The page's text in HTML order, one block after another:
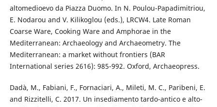
altomedioevo da Piazza Duomo. In N. Poulou-Papadimitriou,
E. Nodarou and V. Kilikoglou (eds.), LRCW4. Late Roman
Coarse Ware, Cooking Ware and Amphorae in the
Mediterranean: Archaeology and Archaeometry. The
Mediterranean: a market without frontiers (BAR
International series 2616): 985-992. Oxford, Archaeopress.
Dadà, M., Fabiani, F., Fornaciari, A., Mileti, M. C., Paribeni, E.
and Rizzitelli, C. 2017. Un insediamento tardo-antico e alto-